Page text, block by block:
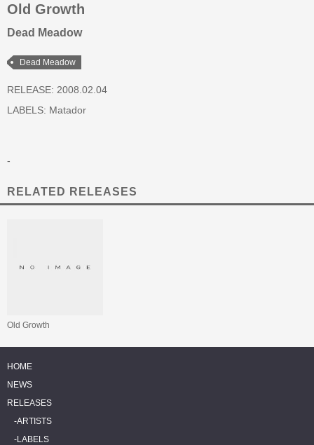
Old Growth
Dead Meadow
Dead Meadow
RELEASE: 2008.02.04
LABELS: Matador
-
RELATED RELEASES
Old Growth
HOME
NEWS
RELEASES
ARTISTS
LABELS